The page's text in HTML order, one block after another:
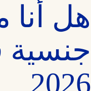
هل
جنسية
2026